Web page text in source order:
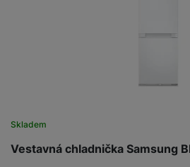
Vestavná chladnička Samsung
Skladem